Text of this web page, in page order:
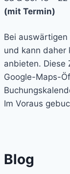
(mit Termin)
Bei
und kann daher
anbieten. Diese
Google-Maps-
Im Voraus
Blog